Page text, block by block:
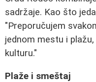
sadržaje. Kao što
"Preporučujem
jednom mestu i
kulturu."
Plaže i smeštaj